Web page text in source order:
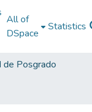
All of
DSpace
Statistics
de Posgrado